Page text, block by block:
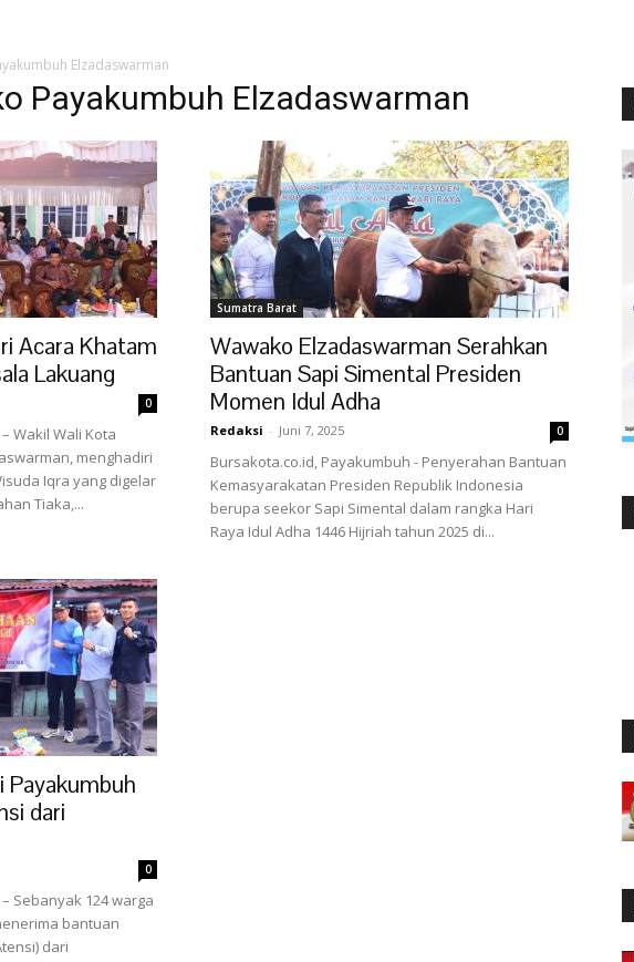
Elzadaswarman
Payakumbuh Elzadaswarman
Acara Khatam
Lakuang
0
Wakil Wali Kota
menghadiri
Iqra yang digelar
Tiaka,...
Sumatra Barat
Wawako Elzadaswarman Serahkan
Bantuan Sapi Simental Presiden
Momen Idul Adha
Redaksi - Juni 7, 2025 0
Bursakota.co.id, Payakumbuh - Penyerahan Bantuan
Kemasyarakatan Presiden Republik Indonesia
berupa seekor Sapi Simental dalam rangka Hari
Raya Idul Adha 1446 Hijriah tahun 2025 di...
Payakumbuh
dari
0
Sebanyak 124 warga
bantuan
dari